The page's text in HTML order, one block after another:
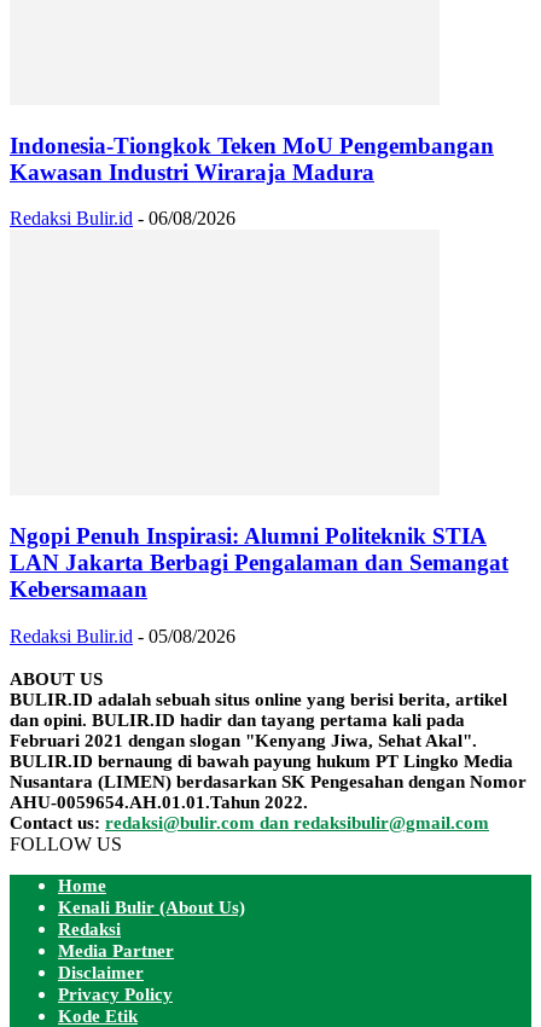
Indonesia-Tiongkok Teken MoU Pengembangan
Kawasan Industri Wiraraja Madura
Redaksi Bulir.id - 06/08/2026
Ngopi Penuh Inspirasi: Alumni Politeknik STIA
LAN Jakarta Berbagi Pengalaman dan Semangat
Kebersamaan
Redaksi Bulir.id - 05/08/2026
ABOUT US
BULIR.ID adalah sebuah situs online yang berisi berita, artikel
dan opini. BULIR.ID hadir dan tayang pertama kali pada
Februari 2021 dengan slogan "Kenyang Jiwa, Sehat Akal".
BULIR.ID bernaung di bawah payung hukum PT Lingko Media
Nusantara (LIMEN) berdasarkan SK Pengesahan dengan Nomor
AHU-0059654.AH.01.01.Tahun 2022.
Contact us: redaksi@bulir.com dan redaksibulir@gmail.com
FOLLOW US
Home
Kenali Bulir (About Us)
Redaksi
Media Partner
Disclaimer
Privacy Policy
Kode Etik